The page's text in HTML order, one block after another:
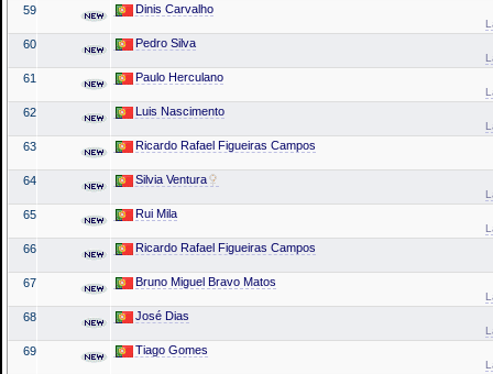
59 Dinis Carvalho
60 Pedro Silva
61 Paulo Herculano
62 Luis Nascimento
63 Ricardo Rafael Figueiras Campos
64 Silvia Ventura
65 Rui Mila
66 Ricardo Rafael Figueiras Campos
67 Bruno Miguel Bravo Matos
68 José Dias
69 Tiago Gomes